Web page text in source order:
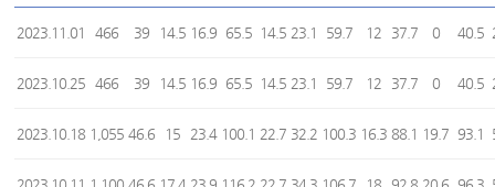
2023.11.01 466 39 14.5 16.9 65.5 14.5 23.1 59.7 12 37.7 0 40.5
2023.10.25 466 39 14.5 16.9 65.5 14.5 23.1 59.7 12 37.7 0 40.5
2023.10.18 1,055 46.6 15 23.4 100.1 22.7 32.2 100.3 16.3 88.1 19.7 93.1